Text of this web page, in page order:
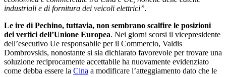
industriali e di fornitura dei veicoli elettrici”.
Le ire di Pechino, tuttavia, non sembrano scalfire le posizioni
dei vertici dell’Unione Europea. Nei giorni scorsi il vicepresidente
dell’esecutivo Ue responsabile per il Commercio, Valdis
Dombrovskis, nonostante si sia dichiarato favorevole per trovare una
soluzione reciprocamente accettabile ha nuovamente evidenziato
come debba essere la Cina a modificare l’atteggiamento dato che le